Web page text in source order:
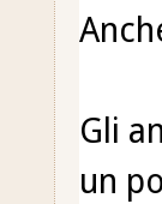
Gli
un